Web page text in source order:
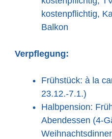
kostenpflichtig,
Balkon
Verpflegung:
Frühstück: à la
23.12.-7.1.)
Halbpension:
Abendessen (4-